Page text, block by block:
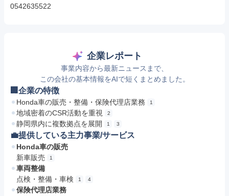
0542635522
企業レポート
事業内容から最新ニュースまで、
この会社の基本情報をAIで短くまとめました。
🏢企業の特徴
Honda車の販売・整備・保険代理店業務 1
地域密着のCSR活動を重視 2
静岡県内に複数拠点を展開 1 3
💼提供している主力事業/サービス
Honda車の販売
新車販売
1
車両整備
点検・整備・車検
1 4
保険代理店業務